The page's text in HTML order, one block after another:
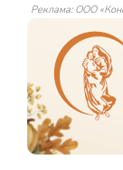
Реклама: ООО